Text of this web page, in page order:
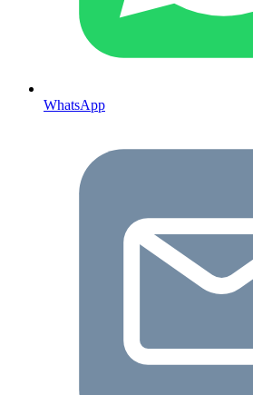
WhatsApp